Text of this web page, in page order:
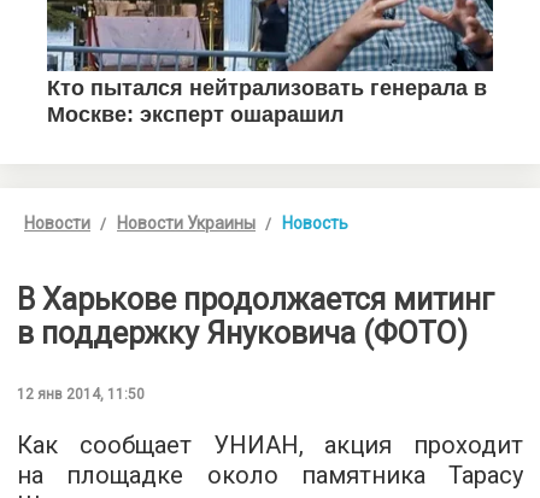
Новости Новости Украины Новость
В Харькове продолжается митинг
в поддержку Януковича (ФОТО)
12 янв 2014, 11:50
Как сообщает УНИАН, акция проходит
на площадке около памятника Тарасу